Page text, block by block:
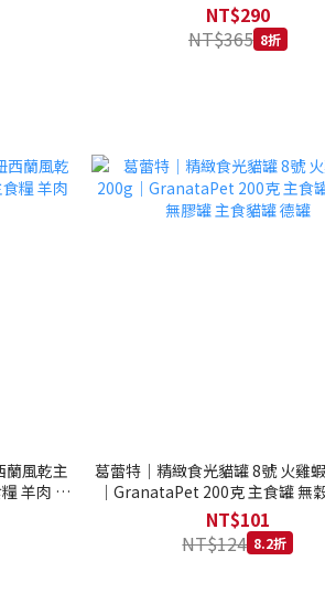
NT$290
NT$365 8折
蘭風乾主
羊肉 全
葛蕾特｜精緻食光貓罐 8號 火雞
｜GranataPet 200克 主食罐 無
罐 主食貓罐 德罐
NT$101
NT$124 8.2折